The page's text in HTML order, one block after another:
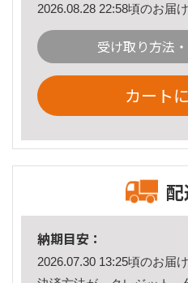
2026.08.28 22:58頃のお届
受け取り方法
カート
納期目安：
2026.07.30 13:25頃のお届